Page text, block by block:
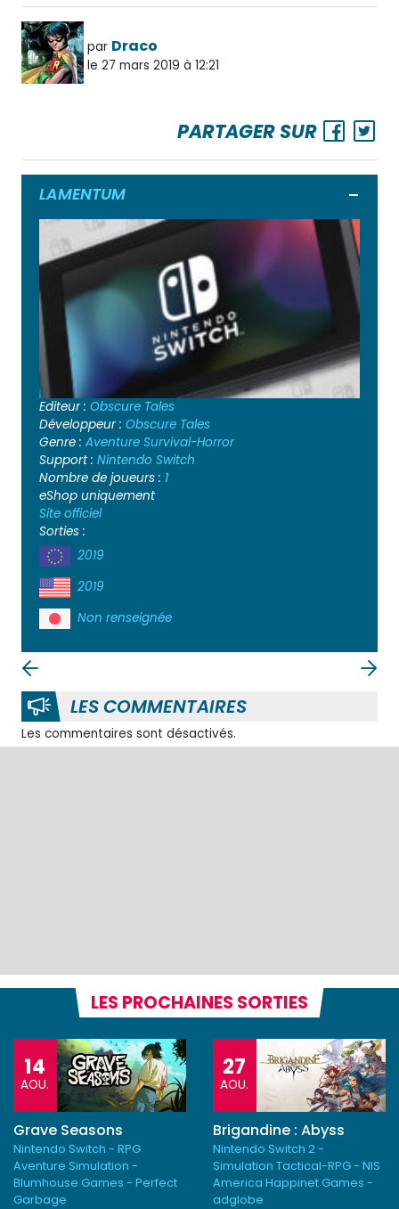
par Draco
le 27 mars 2019 à 12:21
PARTAGER SUR
LAMENTUM
Editeur : Obscure Tales
Développeur : Obscure Tales
Genre : Aventure Survival-Horror
Support : Nintendo Switch
Nombre de joueurs : 1
eShop uniquement
Site officiel
Sorties :
2019
2019
Non renseignée
LES COMMENTAIRES
Les commentaires sont désactivés.
LES PROCHAINES SORTIES
14
AOU.
Grave Seasons
Nintendo Switch - RPG
Aventure Simulation -
Blumhouse Games - Perfect
Garbage
27
AOU.
Brigandine : Abyss
Nintendo Switch 2 -
Simulation Tactical-RPG - NIS
America Happinet Games -
adglobe